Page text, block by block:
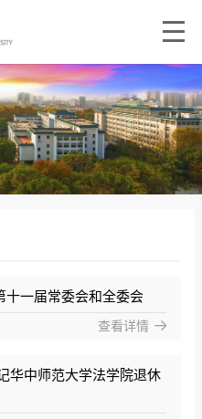
十一届常委会和全委会
查看详情
中师范大学法学院退休